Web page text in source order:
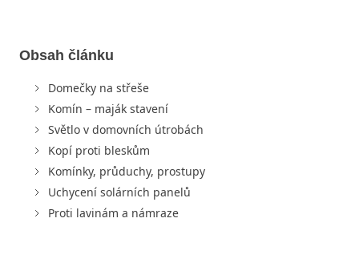
Obsah článku
Domečky na střeše
Komín – maják stavení
Světlo v domovních útrobách
Kopí proti bleskům
Komínky, průduchy, prostupy
Uchycení solárních panelů
Proti lavinám a námraze